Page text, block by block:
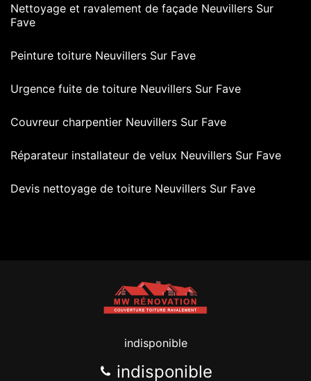
Nettoyage et ravalement de façade Neuvillers Sur
Fave
Peinture toiture Neuvillers Sur Fave
Urgence fuite de toiture Neuvillers Sur Fave
Couvreur charpentier Neuvillers Sur Fave
Réparateur installateur de velux Neuvillers Sur Fave
Devis nettoyage de toiture Neuvillers Sur Fave
indisponible
indisponible